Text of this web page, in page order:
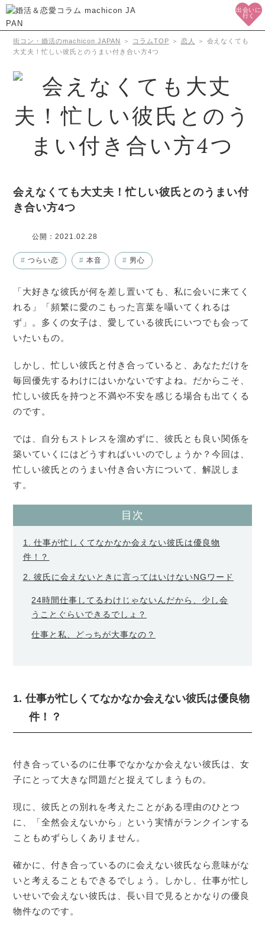
出会いに
行く
街コン・婚活のmachicon JAPAN ＞ コラムTOP ＞ 恋人 ＞ 会えなくても
大丈夫！忙しい彼氏とのうまい付き合い方4つ
会えなくても大丈夫！忙しい彼氏とのうまい付
き合い方4つ
公開：2021.02.28
# つらい恋 # 本音 # 男心
「大好きな彼氏が何を差し置いても、私に会いに来てく
れる」「頻繁に愛のこもった言葉を囁いてくれるは
ず」。多くの女子は、愛している彼氏にいつでも会って
いたいもの。
しかし、忙しい彼氏と付き合っていると、あなただけを
毎回優先するわけにはいかないですよね。だからこそ、
忙しい彼氏を持つと不満や不安を感じる場合も出てくる
のです。
では、自分もストレスを溜めずに、彼氏とも良い関係を
築いていくにはどうすればいいのでしょうか？今回は、
忙しい彼氏とのうまい付き合い方について、解説しま
す。
目次
1. 仕事が忙しくてなかなか会えない彼氏は優良物
件！？
2. 彼氏に会えないときに言ってはいけないNGワード
24時間仕事してるわけじゃないんだから、少し会
うことぐらいできるでしょ？
仕事と私、どっちが大事なの？
1. 仕事が忙しくてなかなか会えない彼氏は優良物
件！？
付き合っているのに仕事でなかなか会えない彼氏は、女
子にとって大きな問題だと捉えてしまうもの。
現に、彼氏との別れを考えたことがある理由のひとつ
に、「全然会えないから」という実情がランクインする
こともめずらしくありません。
確かに、付き合っているのに会えない彼氏なら意味がな
いと考えることもできるでしょう。しかし、仕事が忙し
いせいで会えない彼氏は、長い目で見るとかなりの優良
物件なのです。